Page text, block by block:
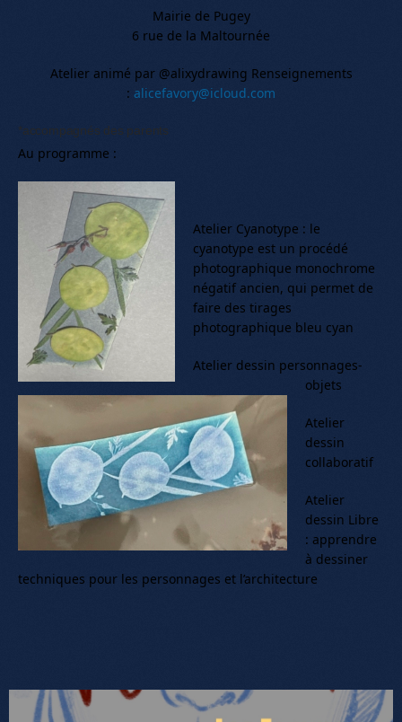
Mairie de Pugey
6 rue de la Maltournée
Atelier animé par @alixydrawing Renseignements
: alicefavory@icloud.com
*accompagnés des parents
Au programme :
Atelier Cyanotype : le
cyanotype est un procédé
photographique monochrome
négatif ancien, qui permet de
faire des tirages
photographique bleu cyan
Atelier dessin personnages-
objets
Atelier
dessin
collaboratif
Atelier
dessin Libre
: apprendre
à dessiner
techniques pour les personnages et l’architecture